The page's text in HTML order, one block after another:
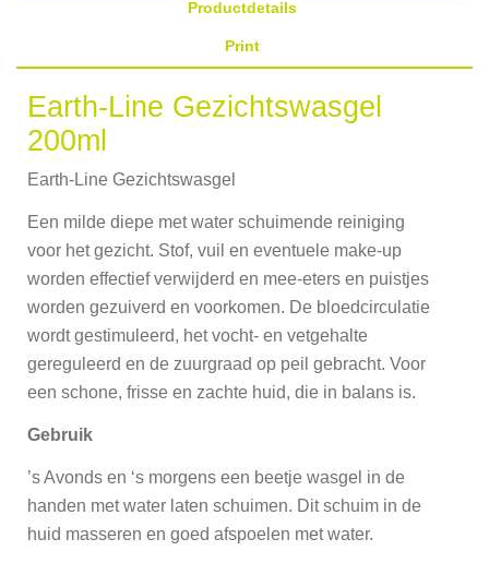
Productdetails
Print
Earth-Line Gezichtswasgel
200ml
Earth-Line Gezichtswasgel
Een milde diepe met water schuimende reiniging
voor het gezicht. Stof, vuil en eventuele make-up
worden effectief verwijderd en mee-eters en puistjes
worden gezuiverd en voorkomen. De bloedcirculatie
wordt gestimuleerd, het vocht- en vetgehalte
gereguleerd en de zuurgraad op peil gebracht. Voor
een schone, frisse en zachte huid, die in balans is.
Gebruik
’s Avonds en ‘s morgens een beetje wasgel in de
handen met water laten schuimen. Dit schuim in de
huid masseren en goed afspoelen met water.